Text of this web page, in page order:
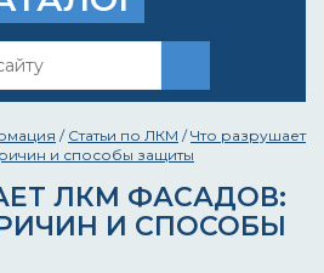
/ Статьи по ЛКМ /Что разрушает
и способы защиты
ЛКМ ФАСАДОВ:
И СПОСОБЫ